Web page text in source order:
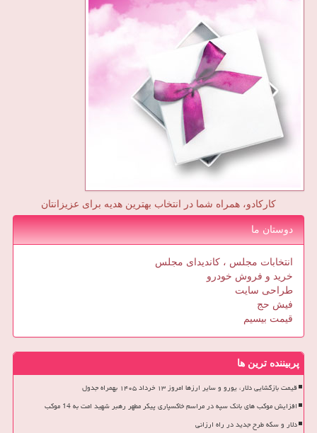
کارکادو، همراه شما در انتخاب بهترین هدیه برای عزیزانتان
دوستان ما
انتخابات مجلس ، کاندیدای مجلس
خرید و فروش خودرو
طراحی سایت
فیش حج
قیمت بیسیم
پربیننده ترین ها
قیمت بازگشایی دلار، یورو و سایر ارزها امروز ۱۳ خرداد ۱۴۰۵ بهمراه جدول
افزایش موکب های بانک سپه در مراسم خاکسپاری پیکر مطهر رهبر شهید امت به 14 موکب
دلار و سکه طرح جدید در راه ارزانی